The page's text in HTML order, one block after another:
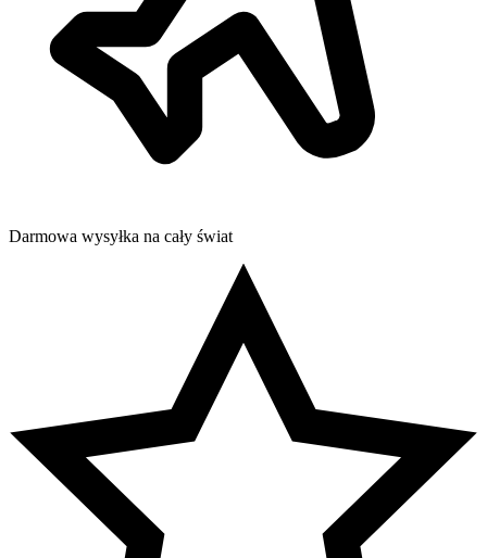
Darmowa wysyłka na cały świat